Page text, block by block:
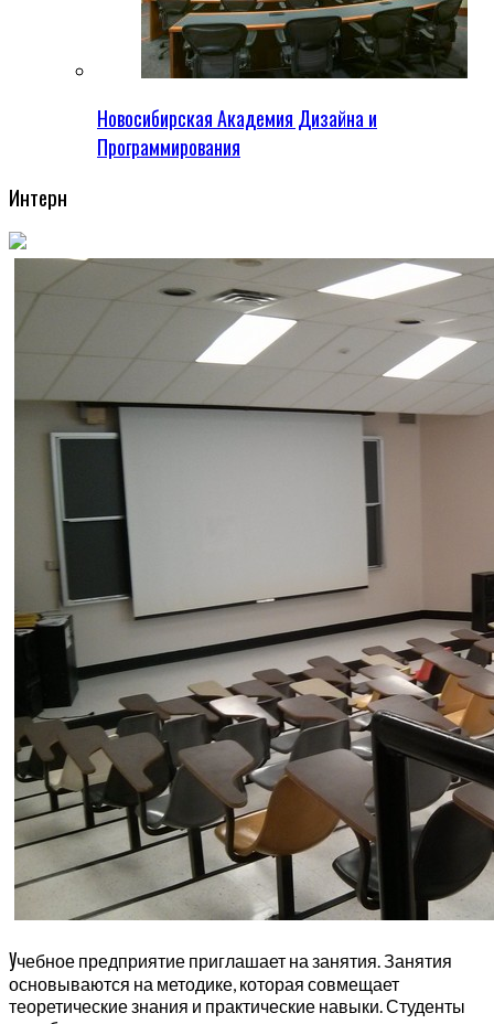
Новосибирская Академия Дизайна и
Программирования
Интерн
Учебное предприятие приглашает на занятия. Занятия
основываются на методике, которая совмещает
теоретические знания и практические навыки. Студенты